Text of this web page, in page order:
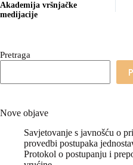
Akademija vršnjačke
medijacije
Pretraga
Nove objave
Savjetovanje s javnošću o
provedbi postupaka
Protokol o postupanju i